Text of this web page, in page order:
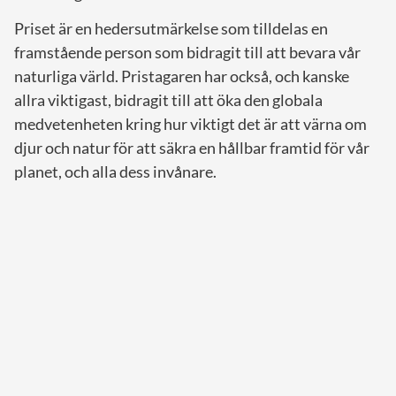
Priset är en hedersutmärkelse som tilldelas en
framstående person som bidragit till att bevara vår
naturliga värld. Pristagaren har också, och kanske
allra viktigast, bidragit till att öka den globala
medvetenheten kring hur viktigt det är att värna om
djur och natur för att säkra en hållbar framtid för vår
planet, och alla dess invånare.